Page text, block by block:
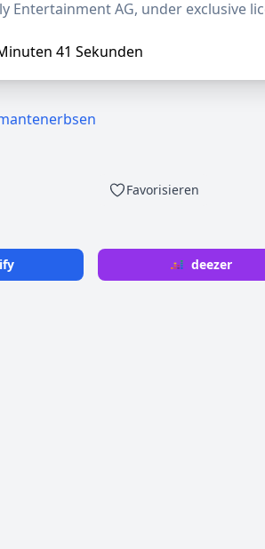
Entertainment AG, under exclusive
41 Sekunden
Favorisieren
deezer